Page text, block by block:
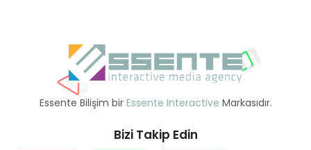
Essente Bilişim bir Essente Interactive Markasıdır.
Bizi Takip Edin